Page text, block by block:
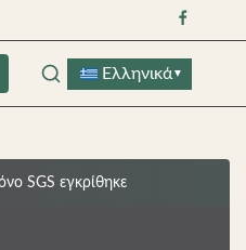
Ελληνικά ▼
SGS εγκρίθηκε